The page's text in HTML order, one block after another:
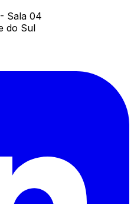
Sala 04
do Sul